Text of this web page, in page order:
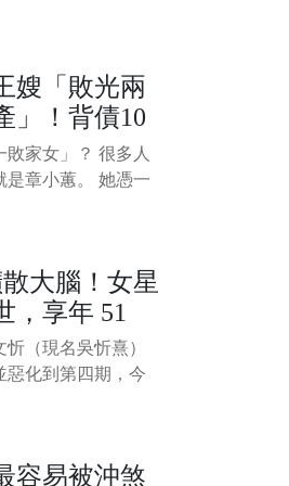
近六十的計程車司
事，一定是和醫
腦梗、要麼是肺栓
什麼關係。 其
，往往不是在醫
最容易被發現。
嫂「敗光兩
」！背債10
出拍海片」
舌...
家女」？ 很多人
是章小蕙。 她憑一
富豪破產，自己
，45歲的她不惜接
轟動全城。 如今62
坦言最後悔的就
1/8
大腦！女星
，享年 51
慟送別...
（現名吳忻熹）
惡化到第四期，今
辭世噩耗：「致
告訴大家，阿Nat
睡夢中安詳離世。
容易被沖煞